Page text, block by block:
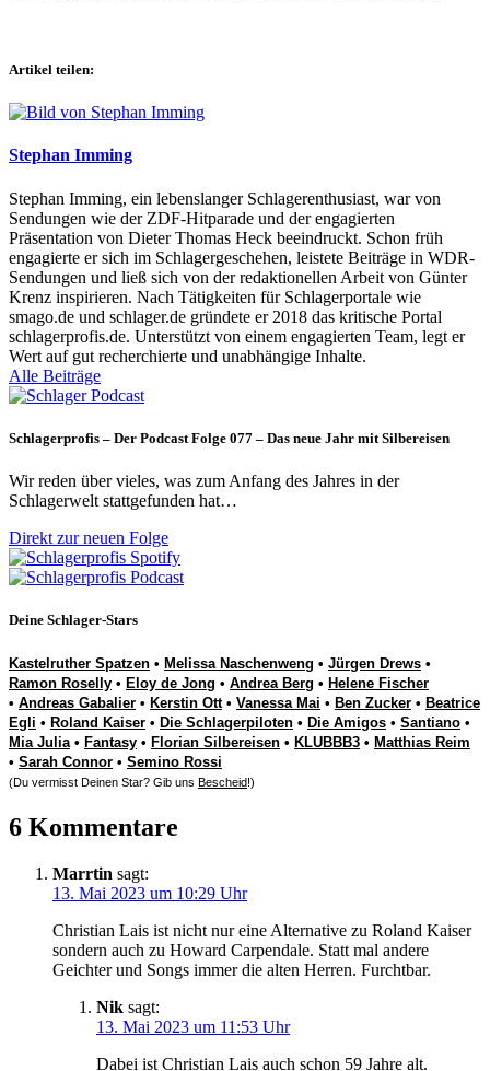
Artikel teilen:
Stephan Imming
Stephan Imming, ein lebenslanger Schlagerenthusiast, war von
Sendungen wie der ZDF-Hitparade und der engagierten
Präsentation von Dieter Thomas Heck beeindruckt. Schon früh
engagierte er sich im Schlagergeschehen, leistete Beiträge in WDR-
Sendungen und ließ sich von der redaktionellen Arbeit von Günter
Krenz inspirieren. Nach Tätigkeiten für Schlagerportale wie
smago.de und schlager.de gründete er 2018 das kritische Portal
schlagerprofis.de. Unterstützt von einem engagierten Team, legt er
Wert auf gut recherchierte und unabhängige Inhalte.
Alle Beiträge
Schlagerprofis – Der Podcast Folge 077 – Das neue Jahr mit Silbereisen
Wir reden über vieles, was zum Anfang des Jahres in der
Schlagerwelt stattgefunden hat…
Direkt zur neuen Folge
Deine Schlager-Stars
Kastelruther Spatzen • Melissa Naschenweng • Jürgen Drews •
Ramon Roselly • Eloy de Jong • Andrea Berg • Helene Fischer
• Andreas Gabalier • Kerstin Ott• Vanessa Mai • Ben Zucker • Beatrice
Egli • Roland Kaiser • Die Schlagerpiloten • Die Amigos • Santiano •
Mia Julia• Fantasy • Florian Silbereisen • KLUBBB3 • Matthias Reim
• Sarah Connor • Semino Rossi
(Du vermisst Deinen Star? Gib uns Bescheid!)
6 Kommentare
Marrtin sagt:
13. Mai 2023 um 10:29 Uhr
Christian Lais ist nicht nur eine Alternative zu Roland Kaiser
sondern auch zu Howard Carpendale. Statt mal andere
Geichter und Songs immer die alten Herren. Furchtbar.
Nik sagt:
13. Mai 2023 um 11:53 Uhr
Dabei ist Christian Lais auch schon 59 Jahre alt.